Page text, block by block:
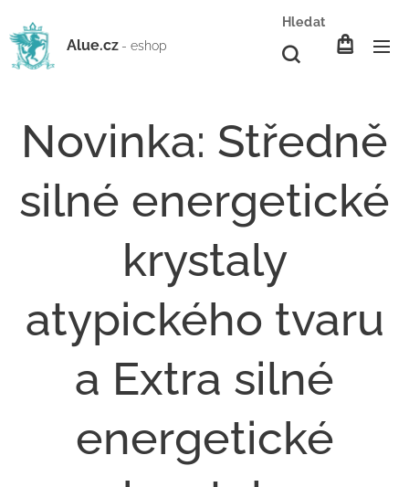
Alue.cz - eshop
Hledat
Novinka: Středně
silné energetické
krystaly
atypického tvaru
a Extra silné
energetické